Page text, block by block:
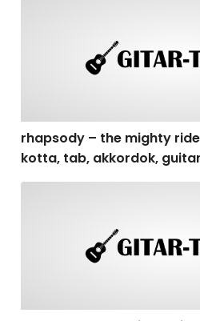
rhapsody – the mighty
kotta, tab, akkordok,